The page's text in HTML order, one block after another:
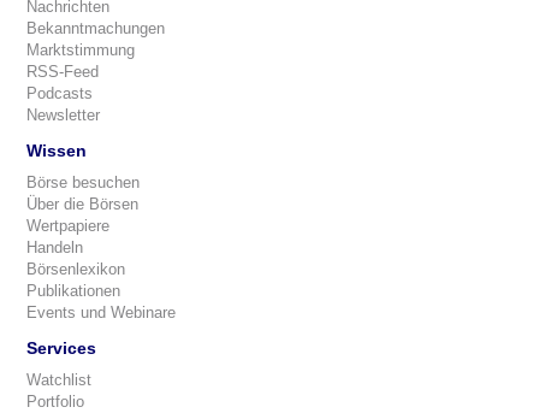
Nachrichten
Bekanntmachungen
Marktstimmung
RSS-Feed
Podcasts
Newsletter
Wissen
Börse besuchen
Über die Börsen
Wertpapiere
Handeln
Börsenlexikon
Publikationen
Events und Webinare
Services
Watchlist
Portfolio